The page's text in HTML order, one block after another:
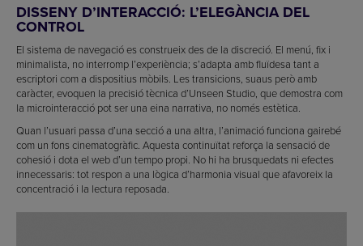
DISSENY D’INTERACCIÓ: L’ELEGÀNCIA DEL
CONTROL
El sistema de navegació es construeix des de la discreció. El menú, fix i
minimalista, no interromp l’experiència; s’adapta amb fluïdesa tant a
escriptori com a dispositius mòbils. Les transicions, suaus però amb
caràcter, evoquen la precisió tècnica d’Unseen Studio, que demostra com
la microinteracció pot ser una eina narrativa, no només estètica.
Quan l’usuari passa d’una secció a una altra, l’animació funciona gairebé
com un fons cinematogràfic. Aquesta continuïtat reforça la sensació de
cohesió i dota el web d’un tempo propi. No hi ha brusquedats ni efectes
innecessaris: tot respon a una lògica d’harmonia visual que afavoreix la
concentració i la lectura reposada.